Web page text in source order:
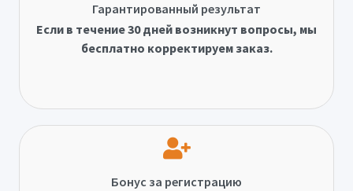
Гарантированный результат
Если в течение 30 дней возникнут вопросы, мы
бесплатно корректируем заказ.
Бонус за регистрацию